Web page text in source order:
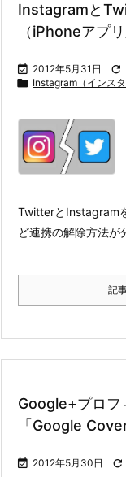
Instagramと
（iPhoneアプリ
 2012年5月31日 
 Instagram（インスタ
TwitterとInstagram
ど連携の解除方法が
記
Google+プロフ
「Google
 2012年5月30日 